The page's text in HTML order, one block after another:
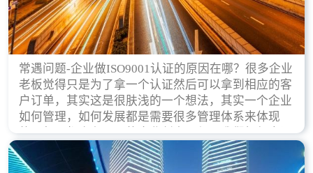
常遇问题-企业做ISO9001认证的原因在哪？很多企业
老板觉得只是为了拿一个认证然后可以拿到相应的客
户订单，其实这是很肤浅的一个想法，其实一个企业
如何管理，如何发展都是需要很多管理体系来体现
的，每天都会有不同的企业创立，但是我们如何去证
实一个企业的合法，有质量保证了？这就是ISO9001
认证体现价值的时候，那么键锋小编就来细说下企业